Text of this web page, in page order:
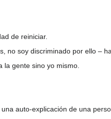
de reiniciar.
no soy discriminado por ello –
la gente sino yo mismo.
auto-explicación de una